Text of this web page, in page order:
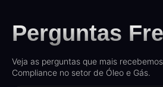
Perguntas
Veja as perguntas que mais
Compliance no setor de Óleo e Gás.